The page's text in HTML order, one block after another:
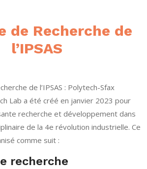
de Recherche de
l’IPSAS
de l’IPSAS : Polytech-Sfax
Lab a été créé en janvier 2023 pour
recherche et développement dans
de la 4e révolution industrielle. Ce
comme suit :
recherche